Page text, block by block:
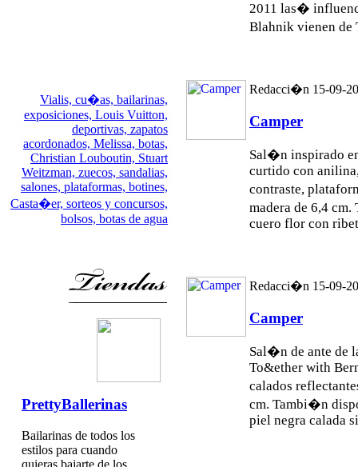
Vialis, cu�as, bailarinas,
exposiciones, Louis Vuitton,
deportivas, zapatos
acordonados, Melissa, botas,
Christian Louboutin, Stuart
Weitzman, zuecos, sandalias,
salones, plataformas, botines,
Casta�er, sorteos y concursos,
bolsos, botas de agua
PrettyBallerinas
Bailarinas de todos los
estilos para cuando
quieras bajarte de los
2011 las�
Blahnik vienen
Redacci�n 15-09-
Camper
Sal�n inspirado
curtido con
contraste,
madera de 6,4
cuero flor con
Redacci�n 15-09-
Camper
Sal�n de ante de
To&ether with
calados
cm. Tambi�n
piel negra calada